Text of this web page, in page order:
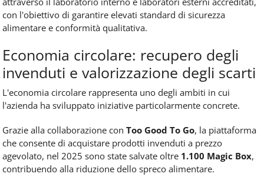
con l'obiettivo di garantire elevati standard di sicurezza
alimentare e conformità qualitativa.
Economia circolare: recupero degli
invenduti e valorizzazione degli scarti
L'economia circolare rappresenta uno degli ambiti in cui
l'azienda ha sviluppato iniziative particolarmente concrete.
Grazie alla collaborazione con Too Good To Go, la piattaforma
che consente di acquistare prodotti invenduti a prezzo
agevolato, nel 2025 sono state salvate oltre 1.100 Magic Box,
contribuendo alla riduzione dello spreco alimentare.